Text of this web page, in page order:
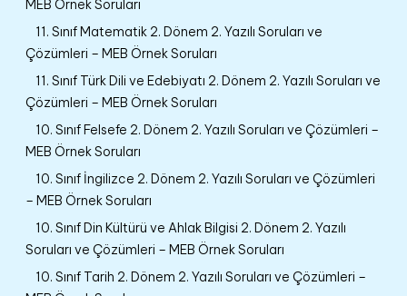
MEB Örnek Soruları
11. Sınıf Matematik 2. Dönem 2. Yazılı Soruları ve
Çözümleri – MEB Örnek Soruları
11. Sınıf Türk Dili ve Edebiyatı 2. Dönem 2. Yazılı Soruları ve
Çözümleri – MEB Örnek Soruları
10. Sınıf Felsefe 2. Dönem 2. Yazılı Soruları ve Çözümleri –
MEB Örnek Soruları
10. Sınıf İngilizce 2. Dönem 2. Yazılı Soruları ve Çözümleri
– MEB Örnek Soruları
10. Sınıf Din Kültürü ve Ahlak Bilgisi 2. Dönem 2. Yazılı
Soruları ve Çözümleri – MEB Örnek Soruları
10. Sınıf Tarih 2. Dönem 2. Yazılı Soruları ve Çözümleri –